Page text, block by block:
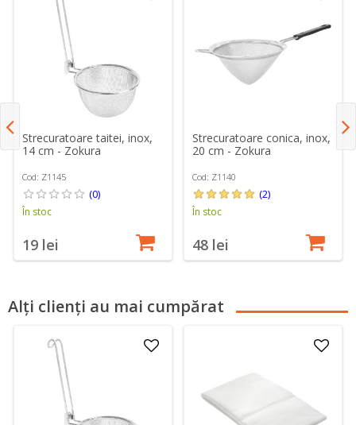
Strecuratoare taitei, inox,
14 cm - Zokura
Cod: Z1145
(0)
În stoc
19 lei
Strecuratoare conica, inox,
20 cm - Zokura
Cod: Z1140
(2)
În stoc
48 lei
Alți clienți au mai cumpărat